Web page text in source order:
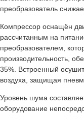
преобразователь
Компрессор оснащён
рассчитанным на
преобразователем,
производительность,
35%. Встроенный
воздуха, защищая
Уровень шума
оборудование